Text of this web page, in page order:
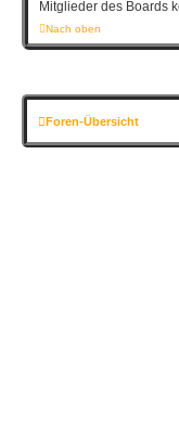
Mitglieder des Boards
Nach oben
Foren-Übersicht